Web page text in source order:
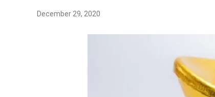
December 29, 2020